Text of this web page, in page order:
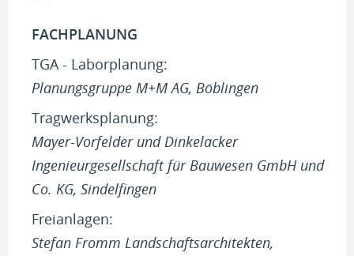
FACHPLANUNG
TGA - Laborplanung:
Planungsgruppe M+M AG, Böblingen
Tragwerksplanung:
Mayer-Vorfelder und Dinkelacker
Ingenieurgesellschaft für Bauwesen GmbH und
Co. KG, Sindelfingen
Freianlagen:
Stefan Fromm Landschaftsarchitekten,